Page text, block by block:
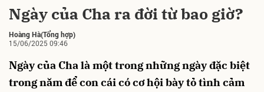
Ngày của Cha ra đời từ bao giờ?
Hoàng Hà(Tổng hợp)
15/06/2025 09:46
Ngày của Cha là một trong những ngày đặc biệt
trong năm để con cái có cơ hội bày tỏ tình cảm